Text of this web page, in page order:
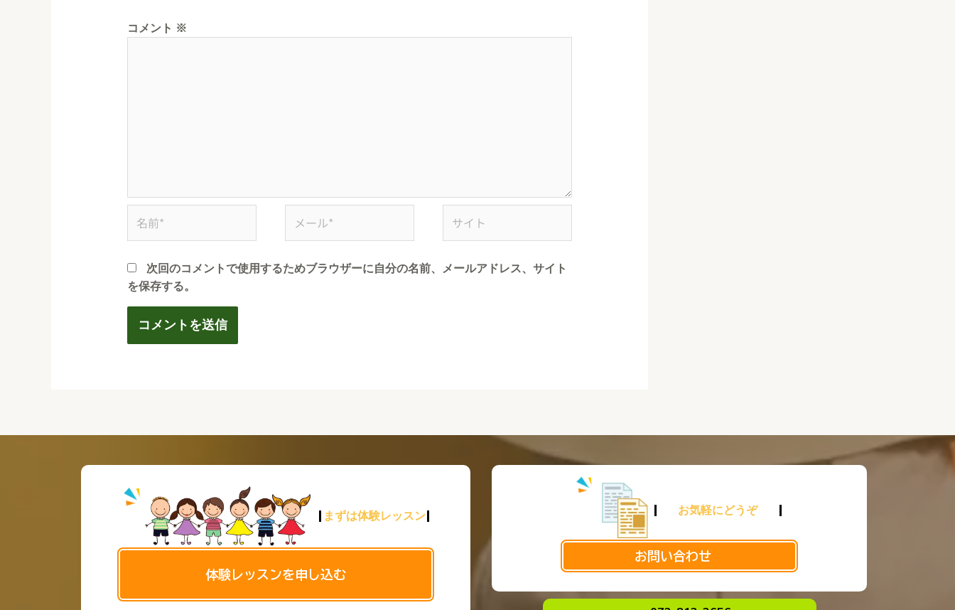
コメント ※
次回のコメントで使用するためブラウザーに自分の名前、メールアドレス、サイト
を保存する。
まずは体験レッスン
体験レッスンを申し込む
お気軽にどうぞ
お問い合わせ